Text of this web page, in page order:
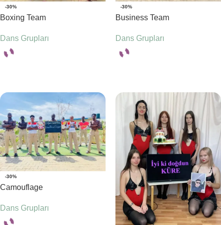
-30%
Boxing Team
Dans Grupları
-30%
Business Team
Dans Grupları
-30%
Camouflage
Dans Grupları